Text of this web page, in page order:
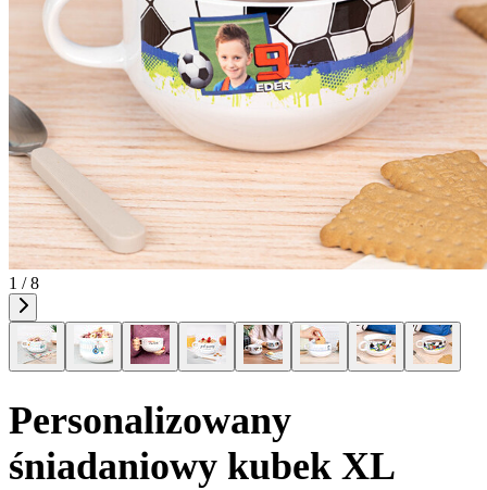
1 / 8
Personalizowany
śniadaniowy kubek XL